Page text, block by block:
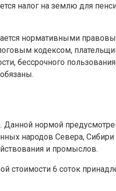
налог на землю для
нормативными
кодексом,
бессрочного
нормой
народов Севера,
и промыслов.
стоимости 6 соток